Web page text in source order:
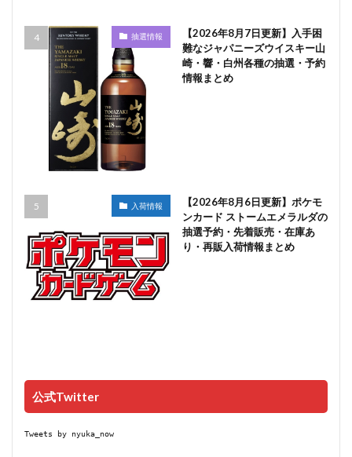
抽選情報
【2026年8月7日更新】入手困
難なジャパニーズウイスキー山
崎・響・白州各種の抽選・予約
情報まとめ
入荷情報
【2026年8月6日更新】ポケモ
ンカード ストームエメラルダの
抽選予約・先着販売・在庫あ
り・再販入荷情報まとめ
公式Twitter
Tweets by nyuka_now